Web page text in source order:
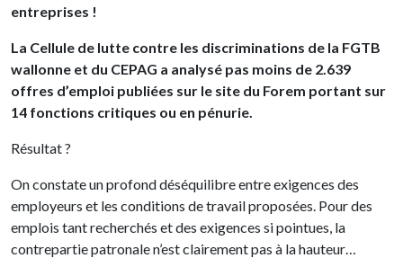
entreprises !
La Cellule de lutte contre les discriminations de la FGTB
wallonne et du CEPAG a analysé pas moins de 2.639
offres d’emploi publiées sur le site du Forem portant sur
14 fonctions critiques ou en pénurie.
Résultat ?
On constate un profond déséquilibre entre exigences des
employeurs et les conditions de travail proposées. Pour des
emplois tant recherchés et des exigences si pointues, la
contrepartie patronale n’est clairement pas à la hauteur…